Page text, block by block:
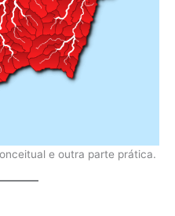
e outra parte prática.